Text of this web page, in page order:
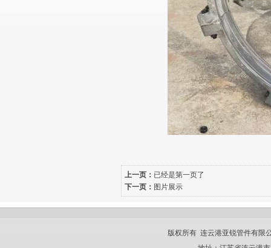
上一页： 已经是第一页了
下一页： 图片展示
版权所有 连云港亚锐管件有